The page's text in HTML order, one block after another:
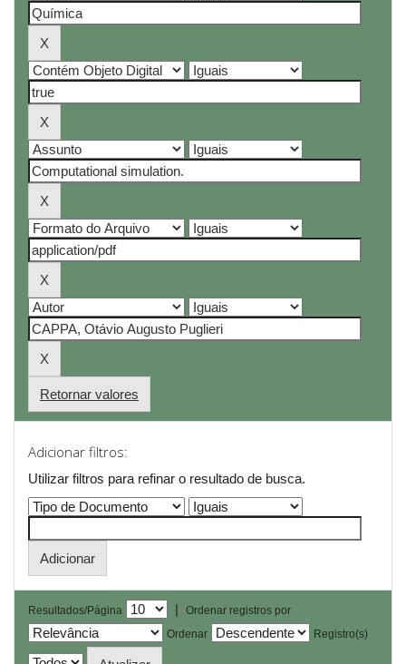
Retornar valores
Adicionar filtros:
Utilizar filtros para refinar o resultado de busca.
Resultados/Página |
Ordenar registros por
Ordenar
Registro(s)